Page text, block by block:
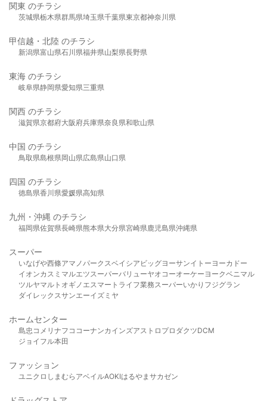
関東 のチラシ
茨城県栃木県群馬県埼玉県千葉県東京都神奈川県
甲信越・北陸 のチラシ
新潟県富山県石川県福井県山梨県長野県
東海 のチラシ
岐阜県静岡県愛知県三重県
関西 のチラシ
滋賀県京都府大阪府兵庫県奈良県和歌山県
中国 のチラシ
鳥取県島根県岡山県広島県山口県
四国 のチラシ
徳島県香川県愛媛県高知県
九州・沖縄 のチラシ
福岡県佐賀県長崎県熊本県大分県宮崎県鹿児島県沖縄県
スーパー
いなげや西條アマノパークスベイシア ビッグヨーサンイトーヨーカドー
イオンカスミ マルエツスーパーバリューヤオコーオーケー ヨークベニマル
ツルヤマルト オギノ エスマート ライフ業務スーパーいかり フジグラン
ダイレックスサンエーイズミヤ
ホームセンター
島忠 コメリ ナフコ コーナンカインズアストロプロダクツDCM
ジョイフル本田
ファッション
ユニクロ しまむら アベイルAOKIはるやま サカゼン